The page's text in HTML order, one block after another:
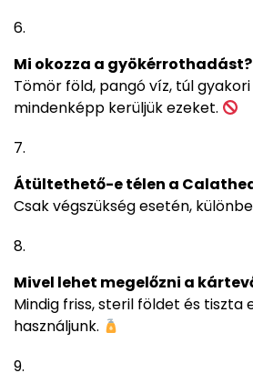
Mi okozza a gyökérrothadást?
Tömör föld, pangó víz, túl
mindenképp kerüljük ezeket.
Átültethető-e télen a
Csak végszükség esetén,
Mivel lehet megelőzni a
Mindig friss, steril földet és tiszta
használjunk.